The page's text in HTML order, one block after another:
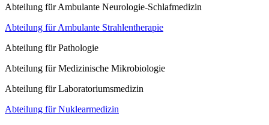
Abteilung für Ambulante Neurologie-Schlafmedizin
Abteilung für Ambulante Strahlentherapie
Abteilung für Pathologie
Abteilung für Medizinische Mikrobiologie
Abteilung für Laboratoriumsmedizin
Abteilung für Nuklearmedizin